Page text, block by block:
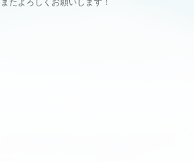
またよろしくお願いします！